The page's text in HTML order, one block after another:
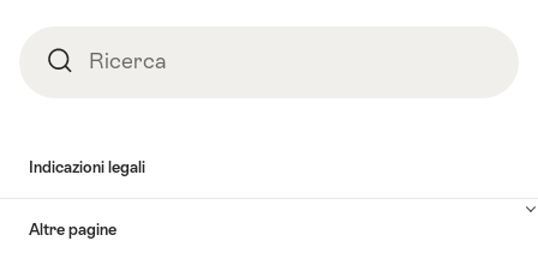
RicercaRicerca
Indicazioni legali
Altre pagine